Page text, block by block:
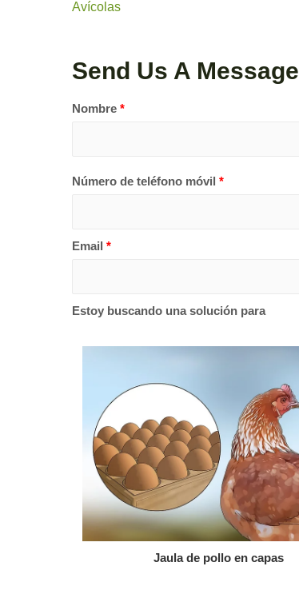
Avícolas
Send Us A Message
Nombre *
Número de teléfono móvil *
Email *
Estoy buscando una solución para
Jaula de pollo en capas